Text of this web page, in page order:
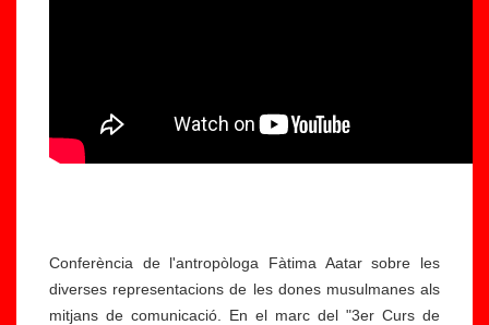
Conferència de l'antropòloga Fàtima Aatar sobre les
diverses representacions de les dones musulmanes als
mitjans de comunicació. En el marc del "3er Curs de